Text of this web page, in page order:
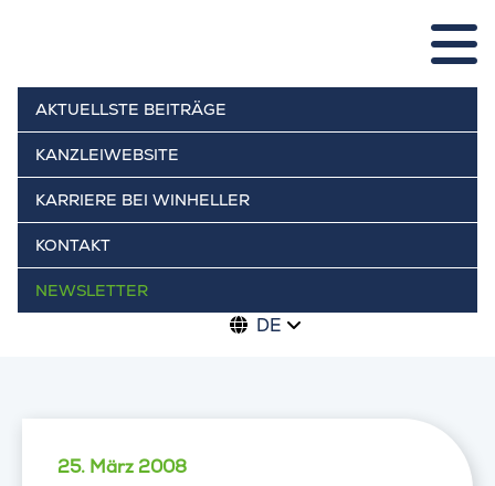
AKTUELLSTE BEITRÄGE
KANZLEIWEBSITE
KARRIERE BEI WINHELLER
KONTAKT
NEWSLETTER
DE
25. März 2008